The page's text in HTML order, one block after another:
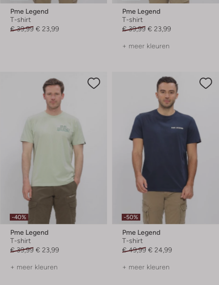
Pme Legend
T-shirt
€ 39,99 € 23,99
Pme Legend
T-shirt
€ 39,99 € 23,99
+ meer kleuren
-40%
Pme Legend
T-shirt
€ 39,99 € 23,99
+ meer kleuren
-50%
Pme Legend
T-shirt
€ 49,99 € 24,99
+ meer kleuren